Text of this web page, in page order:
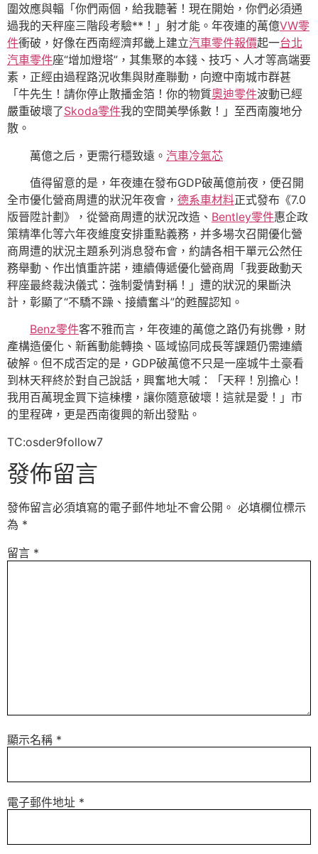
圍效應與輻「你們兩個，給我聽著！現在開始，你們必須通
過我的天秤座三階段考驗**！」射才能。年夜連的萬億VW零
件衝破，好像在西南經濟邦畿上建立汽車零件報價起一台北
汽車零件座“增加燈塔”，其集聚的本錢、技巧、人才等高端要
素，正經由過程路況收集與財產聯動，向遼中南城市群甚
「牛先生！請你停止散播金箔！你的物質奧迪零件波動已經
嚴重破壞了Skoda零件我的空間美學係數！」至西南腹地分
散。
萬億之后，更需行穩致遠。 汽車冷氣芯
值得留意的是，年夜連在發布GDP破萬億前夜，便召開
全市優化營商周遭的狀況年夜會， 德系車材料正式發布《7.0
版晉陞計劃》，從營商周遭的狀況改造、 Bentley零件惠企政
策精準化等六年夜維度安排重點義務，并多場次召開優化營
商周遭的狀況主題系列消息發布會，約請各相干單元公然任
務舉動、作出慎重許諾，連續傳遞優化營商周「我要啟動天
秤座最終裁決儀式：強制愛情對稱！」遭的狀況的果斷決
計，彰顯了“不驕不躁、接續奮斗”的甦醒認知。
Benz零件客不雅而言，年夜連的萬億之路仍有挑釁，財
產構造優化、新舊動能轉換、區域協同成長等課題仍需連續
破解。但不成否定的是，GDP破萬億不只是一座城牛土豪看
到林天秤終於對自己說話，興奮地大喊：「天秤！別擔心！
我用百萬現金買下這棟樓，讓你隨意破壞！這就是愛！」市
的里程碑，更是西南復興的新出發點。
TC:osder9follow7
發佈留言
發佈留言必須填寫的電子郵件地址不會公開。 必填欄位標示
為 *
留言 *
顯示名稱 *
電子郵件地址 *